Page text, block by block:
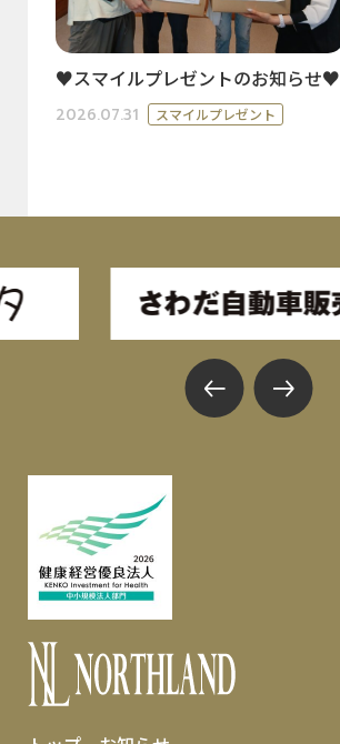
♥スマイルプレゼントのお知らせ♥
2026.07.31 スマイルプレゼント